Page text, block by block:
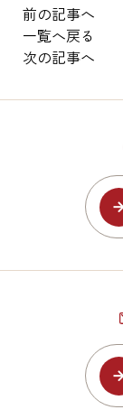
前の記事へ
一覧へ戻る
次の記事へ